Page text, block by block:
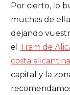
Por cierto, lo
muchas de
dejando
el Tram de
costa alicantina
capital y la